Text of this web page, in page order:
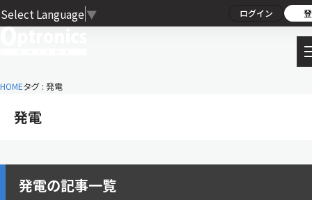
Select Language ▼ ログイン
HOMEタグ : 発電
発電
発電の記事一覧